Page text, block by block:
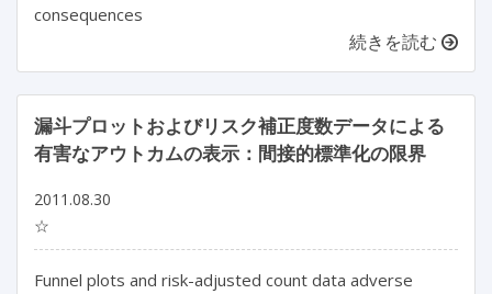
consequences
続きを読む
漏斗プロットおよびリスク補正度数データによる
有害なアウトカムの表示：間接的標準化の限界
2011.08.30
☆
Funnel plots and risk-adjusted count data adverse